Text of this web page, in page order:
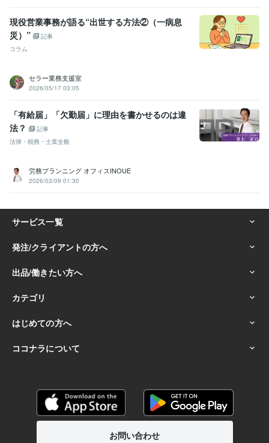
現役営業事務が語る“出世する方法②（一病息
災）”
記事
コラム
セラー業務支援室
2026/05/17 03:05
「有給届」「欠勤届」に理由を書かせるのは違
法？
記事
法律・税務・士業全般
労務プランニング オフィスINOUE
2026/03/09 01:30